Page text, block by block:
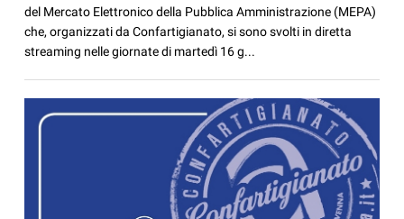
del Mercato Elettronico della Pubblica Amministrazione (MEPA)
che, organizzati da Confartigianato, si sono svolti in diretta
streaming nelle giornate di martedì 16 g...